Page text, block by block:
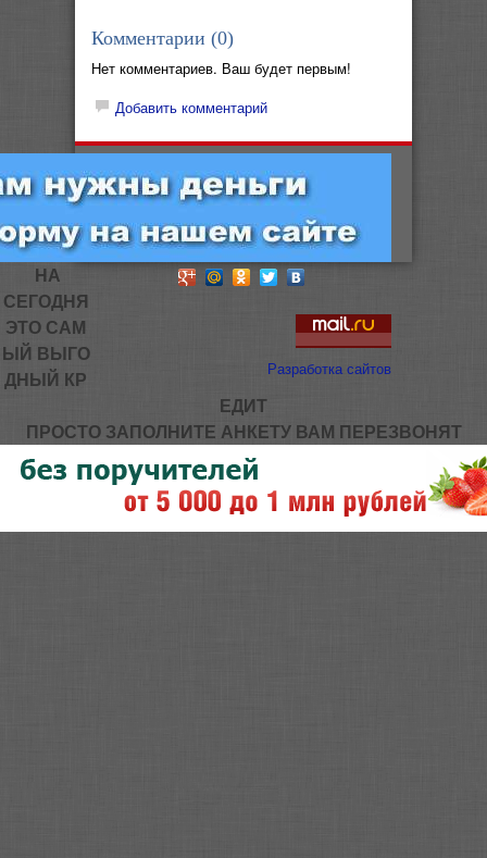
Комментарии (0)
Нет комментариев. Ваш будет первым!
Добавить комментарий
Разработка сайтов
НА
СЕГОДНЯ
ЭТО САМ
ЫЙ ВЫГО
ДНЫЙ КР
ЕДИТ
ПРОСТО ЗАПОЛНИТЕ АНКЕТУ ВАМ ПЕРЕЗВОНЯТ